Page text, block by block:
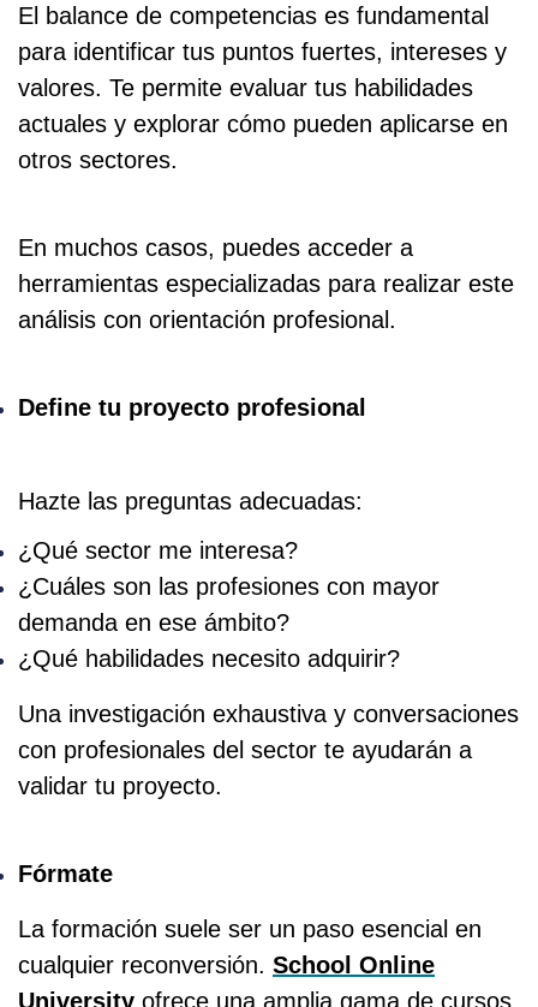
El balance de competencias es fundamental
para identificar tus puntos fuertes, intereses y
valores. Te permite evaluar tus habilidades
actuales y explorar cómo pueden aplicarse en
otros sectores.
En muchos casos, puedes acceder a
herramientas especializadas para realizar este
análisis con orientación profesional.
Define tu proyecto profesional
Hazte las preguntas adecuadas:
¿Qué sector me interesa?
¿Cuáles son las profesiones con mayor
demanda en ese ámbito?
¿Qué habilidades necesito adquirir?
Una investigación exhaustiva y conversaciones
con profesionales del sector te ayudarán a
validar tu proyecto.
Fórmate
La formación suele ser un paso esencial en
cualquier reconversión. School Online
University ofrece una amplia gama de cursos